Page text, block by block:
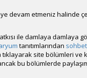
8 adet sarı ateş karides
hiçbirinin yumurtası
saklanma gibi
mı diye
devam etmeniz halinde
ile damlaya damlaya
tanıtımlarından
tıklayarak site bölümleri ve
bu bölümlerde